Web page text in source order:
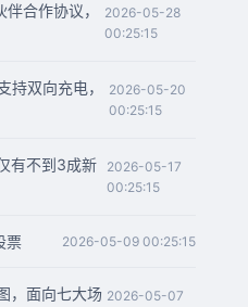
合作协议，
2026-05-28
00:25:15
持双向充电，
2026-05-20
00:25:15
有不到3成新
2026-05-17
00:25:15
票 2026-05-09 00:25:15
，面向七大场 2026-05-07